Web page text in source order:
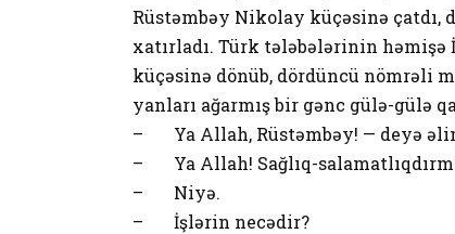
Rüstəmbəy Nikolay küçəsinə çatdı,
xatırladı. Türk tələbələrinin həmişə
küçəsinə dönüb, dördüncü nömrəli
yanları ağarmış bir gənc gülə-gülə
– Ya Allah, Rüstəmbəy! — deyə
– Ya Allah! Sağlıq-
– Niyə.
– İşlərin necədir?